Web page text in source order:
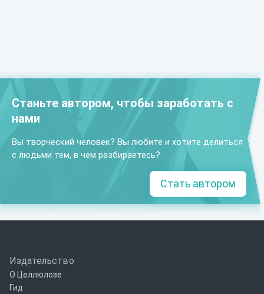
Станьте автором, чтобы заработать с
нами
Вы творческий человек? Вы любите и хотите делиться
с людьми тем, в чем разбираетесь?
Стать автором
Издательство
О Целлюлозе
Гид